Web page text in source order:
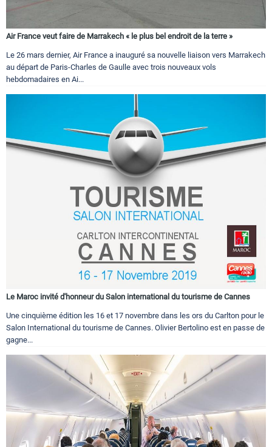
Air France veut faire de Marrakech « le plus bel endroit de la terre »
Le 26 mars dernier, Air France a inauguré sa nouvelle liaison vers Marrakech
au départ de Paris-Charles de Gaulle avec trois nouveaux vols
hebdomadaires en Ai...
Le Maroc invité d'honneur du Salon international du tourisme de Cannes
Une cinquième édition les 16 et 17 novembre dans les ors du Carlton pour le
Salon International du tourisme de Cannes. Olivier Bertolino est en passe de
gagne...